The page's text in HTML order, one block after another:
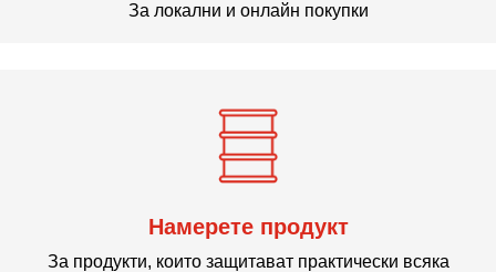
За локални и онлайн покупки
Намерете продукт
За продукти, които защитават практически всяка